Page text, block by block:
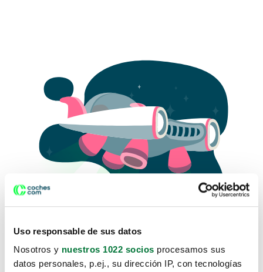
Uso responsable de sus datos
Nosotros y nuestros 1022 socios procesamos sus
datos personales, p.ej., su dirección IP, con tecnologías